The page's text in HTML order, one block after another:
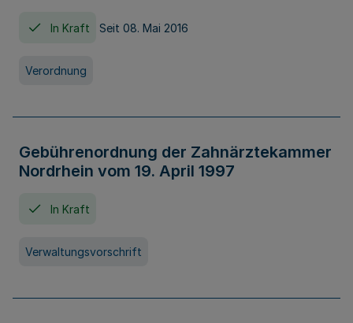
In Kraft Seit 08. Mai 2016
Verordnung
Gebührenordnung der Zahnärztekammer
Nordrhein vom 19. April 1997
In Kraft
Verwaltungsvorschrift